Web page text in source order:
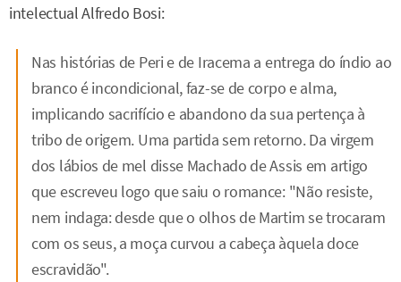
intelectual Alfredo Bosi:
Nas histórias de Peri e de Iracema a entrega do índio ao
branco é incondicional, faz-se de corpo e alma,
implicando sacrifício e abandono da sua pertença à
tribo de origem. Uma partida sem retorno. Da virgem
dos lábios de mel disse Machado de Assis em artigo
que escreveu logo que saiu o romance: "Não resiste,
nem indaga: desde que o olhos de Martim se trocaram
com os seus, a moça curvou a cabeça àquela doce
escravidão".